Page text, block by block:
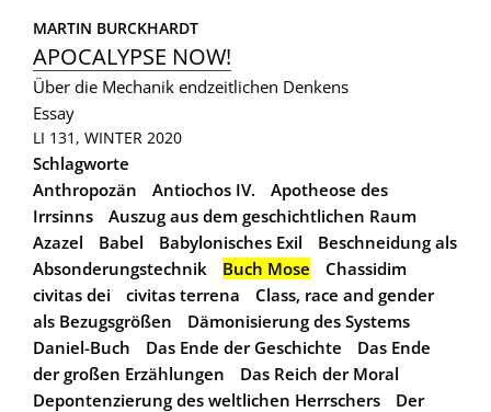
MARTIN BURCKHARDT
APOCALYPSE NOW!
Über die Mechanik endzeitlichen Denkens
Essay
LI 131, WINTER 2020
Schlagworte
Anthropozän
Antiochos IV.
Apotheose des
Irrsinns
Auszug aus dem geschichtlichen Raum
Azazel
Babel Babylonisches Exil
Beschneidung als
Absonderungstechnik
Buch Mose
Chassidim
civitas dei
civitas terrena
Class, race and gender
als Bezugsgrößen
Dämonisierung des Systems
Daniel-Buch
Das Ende der Geschichte
Das Ende
der großen Erzählungen
Das Reich der Moral
Depontenzierung des weltlichen Herrschers
Der